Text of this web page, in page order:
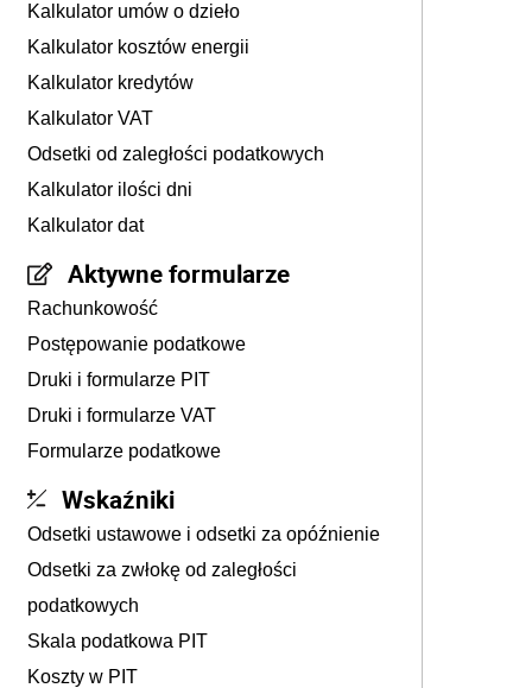
Kalkulator umów o dzieło
Kalkulator kosztów energii
Kalkulator kredytów
Kalkulator VAT
Odsetki od zaległości podatkowych
Kalkulator ilości dni
Kalkulator dat
Aktywne formularze
Rachunkowość
Postępowanie podatkowe
Druki i formularze PIT
Druki i formularze VAT
Formularze podatkowe
Wskaźniki
Odsetki ustawowe i odsetki za opóźnienie
Odsetki za zwłokę od zaległości
podatkowych
Skala podatkowa PIT
Koszty w PIT